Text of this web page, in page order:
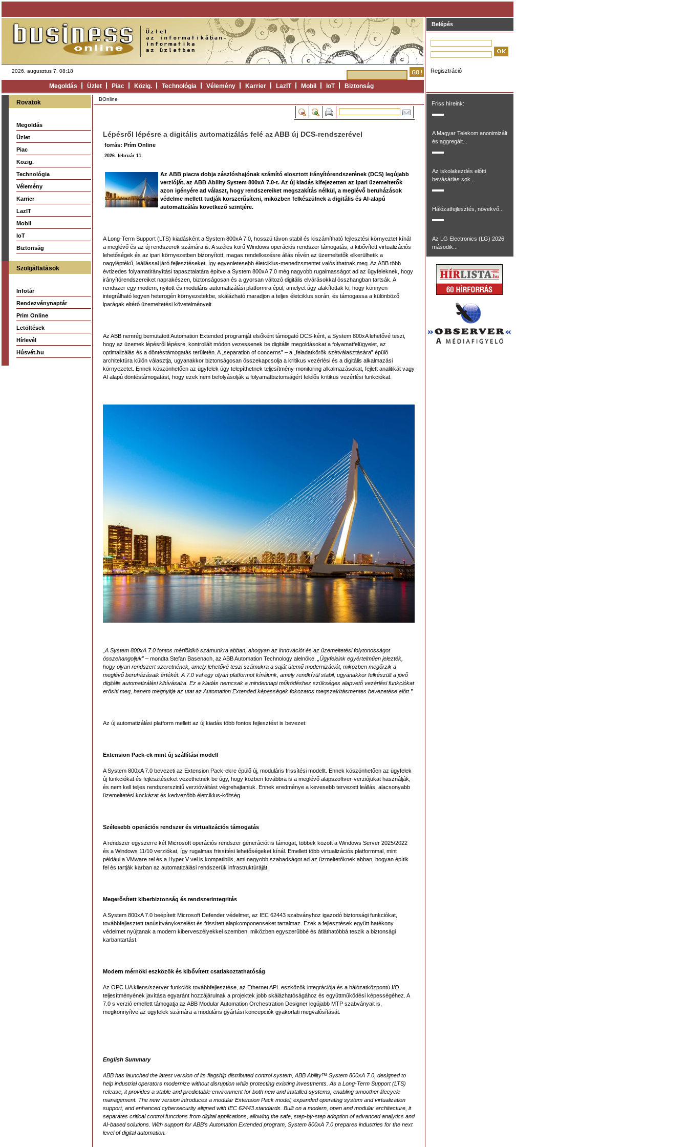
2026. augusztus 7. 08:18
Megoldás Üzlet Piac Közig. Technológia Vélemény Karrier LazIT Mobil IoT Biztonság
Rovatok
Megoldás
Üzlet
Piac
Közig.
Technológia
Vélemény
Karrier
LazIT
Mobil
IoT
Biztonság
Szolgáltatások
Infotár
Rendezvénynaptár
Prim Online
Letöltések
Hírlevél
Húsvét.hu
BOnline
Lépésről lépésre a digitális automatizálás felé az ABB új DCS-rendszerével
forrás: Prím Online
2026. február 11.
Az ABB piacra dobja zászlóshajónak számító elosztott irányítórendszerének (DCS) legújabb
verzióját, az ABB Ability System 800xA 7.0-t. Az új kiadás kifejezetten az ipari üzemeltetők
azon igényére ad választ, hogy rendszereiket megszakítás nélkül, a meglévő beruházások
védelme mellett tudják korszerűsíteni, miközben felkészülnek a digitális és AI-alapú
automatizálás következő szintjére.
A Long-Term Support (LTS) kiadásként a System 800xA 7.0, hosszú távon stabil és kiszámítható fejlesztési környeztet kínál
a meglévő és az új rendszerek számára is. A széles körű Windows operációs rendszer támogatás, a kibővített virtualizációs
lehetőségek és az ipari környezetben bizonyított, magas rendelkezésre állás révén az üzemeltetők elkerülhetik a
nagyléptékű, leállással járó fejlesztéseket, így egyenletesebb életciklus-menedzsmentet valósíthatnak meg. Az ABB több
évtizedes folyamatirányítási tapasztalatára építve a System 800xA 7.0 még nagyobb rugalmasságot ad az ügyfeleknek, hogy
irányítórendszereiket naprakészen, biztonságosan és a gyorsan változó digitális elvárásokkal összhangban tartsák. A
rendszer egy modern, nyitott és moduláris automatizálási platformra épül, amelyet úgy alakítottak ki, hogy könnyen
integrálható legyen heterogén környezetekbe, skálázható maradjon a teljes életciklus során, és támogassa a különböző
iparágak eltérő üzemeltetési követelményeit.
Az ABB nemrég bemutatott Automation Extended programját elsőként támogató DCS-ként, a System 800xA lehetővé teszi,
hogy az üzemek lépésről lépésre, kontrollált módon vezessenek be digitális megoldásokat a folyamatfelügyelet, az
optimalizálás és a döntéstámogatás területén. A „separation of concerns” – a „feladatkörök szétválasztására” épülő
architektúra külön választja, ugyanakkor biztonságosan összekapcsolja a kritikus vezérlési és a digitális alkalmazási
környezetet. Ennek köszönhetően az ügyfelek úgy telepíthetnek teljesítmény-monitoring alkalmazásokat, fejlett analitikát vagy
AI alapú döntéstámogatást, hogy ezek nem befolyásolják a folyamatbiztonságért felelős kritikus vezérlési funkciókat.
„A System 800xA 7.0 fontos mérföldkő számunkra abban, ahogyan az innovációt és az üzemeltetési folytonosságot
összehangoljuk” – mondta Stefan Basenach, az ABB Automation Technology alelnöke.
„Ügyfeleink egyértelműen jelezték,
hogy olyan rendszert szeretnének, amely lehetővé teszi számukra a saját ütemű modernizációt, miközben megőrzik a
meglévő beruházásaik értékét. A 7.0 val egy olyan platformot kínálunk, amely rendkívül stabil, ugyanakkor felkészült a jövő
digitális automatizálási kihívásaira. Ez a kiadás nemcsak a mindennapi működéshez szükséges alapvető vezérlési funkciókat
erősíti meg, hanem megnyitja az utat az Automation Extended képességek fokozatos megszakításmentes bevezetése előtt.”
Az új automatizálási platform mellett az új kiadás több fontos fejlesztést is bevezet:
Extension Pack-ek mint új szállítási modell
A System 800xA 7.0 bevezeti az Extension Pack-ekre épülő új, moduláris frissítési modellt. Ennek köszönhetően az ügyfelek
új funkciókat és fejlesztéseket vezethetnek be úgy, hogy közben továbbra is a meglévő alapszoftver-verziójukat használják,
és nem kell teljes rendszerszintű verzióváltást végrehajtaniuk. Ennek eredménye a kevesebb tervezett leállás, alacsonyabb
üzemeltetési kockázat és kedvezőbb életciklus-költség.
Szélesebb operációs rendszer és virtualizációs támogatás
A rendszer egyszerre két Microsoft operációs rendszer generációt is támogat, többek között a Windows Server 2025/2022
és a Windows 11/10 verziókat, így rugalmas frissítési lehetőségeket kínál. Emellett több virtualizációs platformmal, mint
például a VMware rel és a Hyper V vel is kompatibilis, ami nagyobb szabadságot ad az üzmeltetőknek abban, hogyan építik
fel és tartják karban az automatizálási rendszerük infrastruktúráját.
Megerősített kiberbiztonság és rendszerintegritás
A System 800xA 7.0 beépített Microsoft Defender védelmet, az IEC 62443 szabványhoz igazodó biztonsági funkciókat,
továbbfejlesztett tanúsítványkezelést és frissített alapkomponenseket tartalmaz. Ezek a fejlesztések együtt hatékony
védelmet nyújtanak a modern kiberveszélyekkel szemben, miközben egyszerűbbé és átláthatóbbá teszik a biztonsági
karbantartást.
Modern mérnöki eszközök és kibővített csatlakoztathatóság
Az OPC UA kliens/szerver funkciók továbbfejlesztése, az Ethernet APL eszközök integrációja és a hálózatközpontú I/O
teljesítményének javítása egyaránt hozzájárulnak a projektek jobb skálázhatóságához és együttműködési képességéhez. A
7.0 s verzió emellett támogatja az ABB Modular Automation Orchestration Designer legújabb MTP szabványait is,
megkönnyítve az ügyfelek számára a moduláris gyártási koncepciók gyakorlati megvalósítását.
English Summary
ABB has launched the latest version of its flagship distributed control system, ABB Ability™ System 800xA 7.0, designed to
help industrial operators modernize without disruption while protecting existing investments. As a Long-Term Support (LTS)
release, it provides a stable and predictable environment for both new and installed systems, enabling smoother lifecycle
management. The new version introduces a modular Extension Pack model, expanded operating system and virtualization
support, and enhanced cybersecurity aligned with IEC 62443 standards. Built on a modern, open and modular architecture, it
separates critical control functions from digital applications, allowing the safe, step-by-step adoption of advanced analytics and
AI-based solutions. With support for ABB’s Automation Extended program, System 800xA 7.0 prepares industries for the next
level of digital automation.
Belépés
Regisztráció
Friss híreink:
A Magyar Telekom anonimizált
és aggregált...
Az iskolakezdés előtti
bevásárlás sok...
Hálózatfejlesztés, növekvő...
Az LG Electronics (LG) 2026
második...